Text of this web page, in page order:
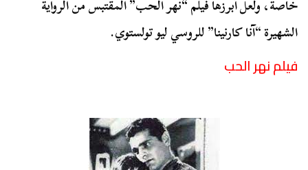
خاصة، ولعل أبرزها فيلم “نهر الحب” المقتبس من الرواية
الشهيرة “آنا كارنينا” للروسي ليو تولستوي.
فيلم نهر الحب